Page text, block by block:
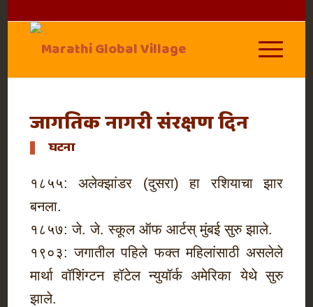
जागतिक नागरी संरक्षण दिन
घटना
१८५५: अलेक्झांडर (दुसरा) हा रशियाचा झार
बनला.
१८५७: जे. जे. स्कूल ऑफ आर्टस् मुंबई सुरु झाले.
१९०३: जगातील पहिले फक्त महिलांसाठी असलेले
मार्था वॉशिंग्टन हॉटेल न्युयॉर्क अमेरिका येथे सुरु
झाले.